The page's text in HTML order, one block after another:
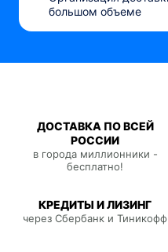
большом объеме
ДОСТАВКА ПО ВСЕЙ
РОССИИ
в города миллионники -
бесплатно!
КРЕДИТЫ И ЛИЗИНГ
через Сбербанк и Тиникофф